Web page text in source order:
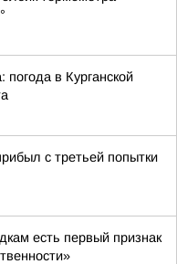
погода в Курганской
с третьей попытки
есть первый признак